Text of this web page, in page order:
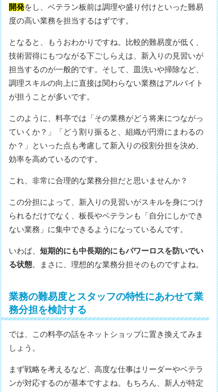
開発をし、ベテラン板前は調理や盛り付けといった難易
度の高い業務を担当するはずです。
となると、もうおわかりですね。比較的難易度が低く、
技術習得にもつながる下ごしらえは、新入りの見習いが
担当するのが一般的です。そして、皿洗いや掃除など、
調理スキルの向上に直接は関わらない業務はアルバイト
が担うことが多いです。
このように、料亭では「その業務がどう将来につながっ
ていくか？」「どう割り振ると、組織が円滑にまわるの
か？」といった点も考慮して新入りの役割分担を決め、
効率を高めているのです。
これ、非常に合理的な業務分担だと思いませんか？
この分担によって、新入りの見習いがスキルを身につけ
られるだけでなく、板長やベテランも「自分にしかでき
ない業務」に集中できるようになっているんです。
いわば、短期的にも中長期的にもパワーロスを防いでい
る状態。まさに、理想的な業務分担そのものですよね。
業務の難易度とスタッフの特性にあわせて業
務分担を検討する
では、この料亭の話をネットショップに置き換えてみま
しょう。
まず戦略を考えるなど、高度な仕事はリーダーやベテラ
ンが対応するのが基本ですよね。もちろん、新人が特定